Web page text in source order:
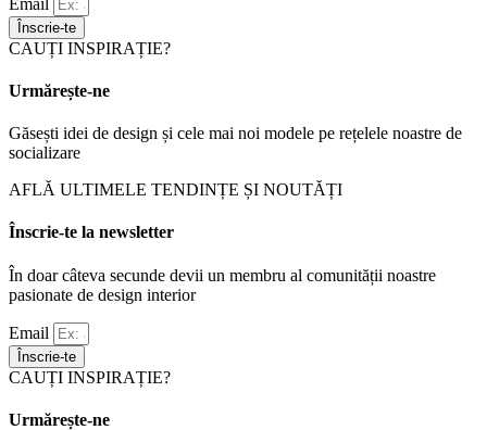
Înscrie-te
CAUȚI INSPIRAȚIE?
Urmărește-ne
Găsești idei de design și cele mai noi modele pe rețelele noastre de
socializare
AFLĂ ULTIMELE TENDINȚE ȘI NOUTĂȚI
Înscrie-te la newsletter
În doar câteva secunde devii un membru al comunității noastre
pasionate de design interior
Email
Înscrie-te
CAUȚI INSPIRAȚIE?
Urmărește-ne